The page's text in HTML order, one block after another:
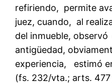
refiriendo, permite
juez, cuando, al
del inmueble,
antigüedad,
experiencia, estimó
(fs. 232/vta.; arts.